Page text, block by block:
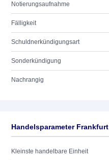
Notierungsaufnahme
Fälligkeit
Schuldnerkündigungsart
Sonderkündigung
Nachrangig
Handelsparameter Frankfurt
Kleinste handelbare Einheit